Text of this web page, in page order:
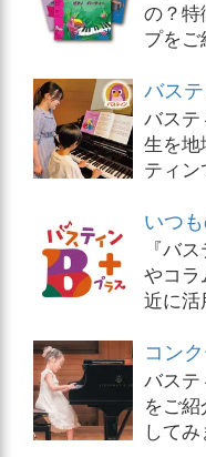
の？特
プをご
バス
バス
生を地
ティ
いつ
『バ
やコラ
近に活
コン
バス
をご
して